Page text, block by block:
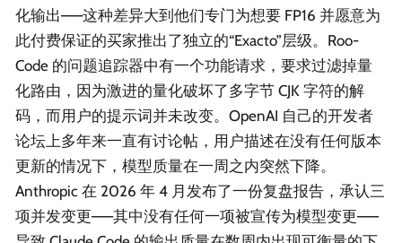
化输出——这种差异大到他们专门为想要 FP16 并愿意为
此付费保证的买家推出了独立的“Exacto”层级。Roo-
Code 的问题追踪器中有一个功能请求，要求过滤掉量
化路由，因为激进的量化破坏了多字节 CJK 字符的解
码，而用户的提示词并未改变。OpenAI 自己的开发者
论坛上多年来一直有讨论帖，用户描述在没有任何版本
更新的情况下，模型质量在一周之内突然下降。
Anthropic 在 2026 年 4 月发布了一份复盘报告，承认三
项并发变更——其中没有任何一项被宣传为模型变更——